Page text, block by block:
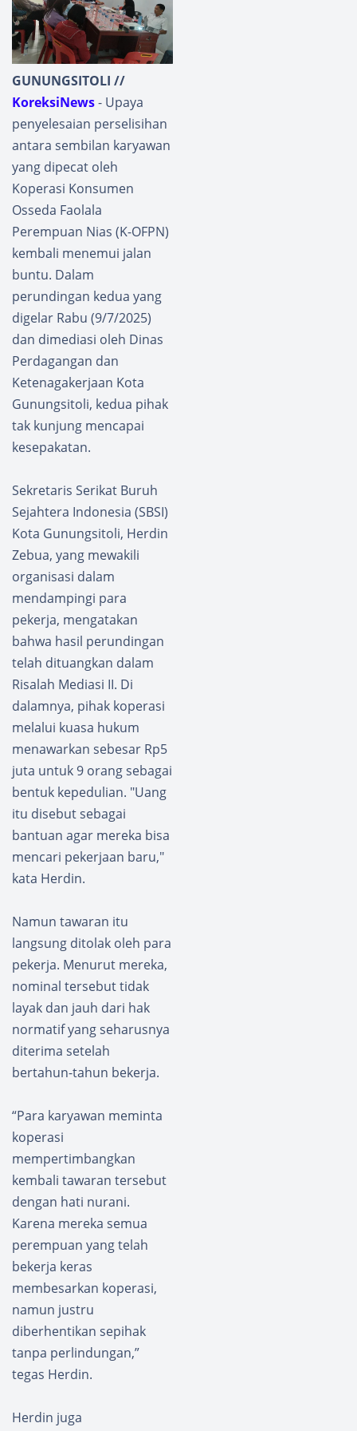
GUNUNGSITOLI //
KoreksiNews- Upaya
penyelesaian perselisihan
antara sembilan karyawan
yang dipecat oleh
Koperasi Konsumen
Osseda Faolala
Perempuan Nias (K-OFPN)
kembali menemui jalan
buntu. Dalam
perundingan kedua yang
digelar Rabu (9/7/2025)
dan dimediasi oleh Dinas
Perdagangan dan
Ketenagakerjaan Kota
Gunungsitoli, kedua pihak
tak kunjung mencapai
kesepakatan.
Sekretaris Serikat Buruh
Sejahtera Indonesia (SBSI)
Kota Gunungsitoli, Herdin
Zebua, yang mewakili
organisasi dalam
mendampingi para
pekerja, mengatakan
bahwa hasil perundingan
telah dituangkan dalam
Risalah Mediasi II. Di
dalamnya, pihak koperasi
melalui kuasa hukum
menawarkan sebesar Rp5
juta untuk 9 orang sebagai
bentuk kepedulian. "Uang
itu disebut sebagai
bantuan agar mereka bisa
mencari pekerjaan baru,"
kata Herdin.
Namun tawaran itu
langsung ditolak oleh para
pekerja. Menurut mereka,
nominal tersebut tidak
layak dan jauh dari hak
normatif yang seharusnya
diterima setelah
bertahun-tahun bekerja.
“Para karyawan meminta
koperasi
mempertimbangkan
kembali tawaran tersebut
dengan hati nurani.
Karena mereka semua
perempuan yang telah
bekerja keras
membesarkan koperasi,
namun justru
diberhentikan sepihak
tanpa perlindungan,”
tegas Herdin.
Herdin juga